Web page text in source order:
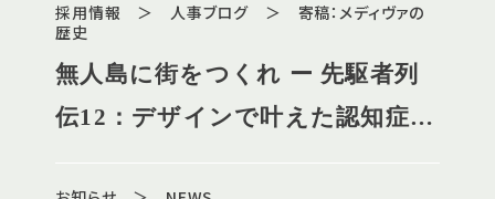
採用情報 ＞ 人事ブログ ＞ 寄稿：メディヴァの
歴史
無人島に街をつくれ ー 先駆者列
伝12：デザインで叶えた認知症に